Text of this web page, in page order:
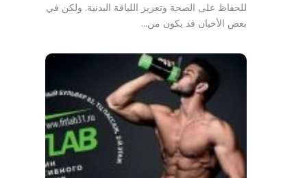
للحفاظ على الصحة وتعزيز اللياقة البدنية. ولكن في
بعض الأحيان قد يكون من…